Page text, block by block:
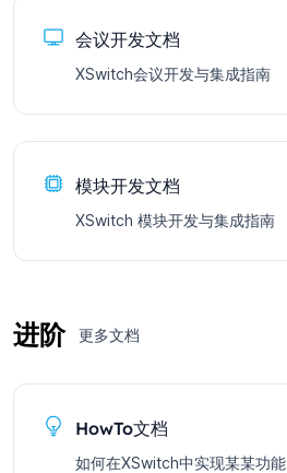
会议开发文档
XSwitch会议开发与集成指南
模块开发文档
XSwitch 模块开发与集成指南
进阶 更多文档
HowTo文档
如何在XSwitch中实现某某功能